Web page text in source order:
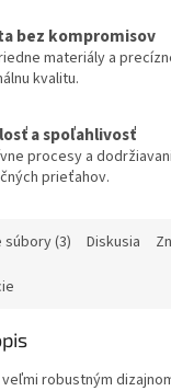
bez kompromisov
materiály a
kvalitu.
a spoľahlivosť
procesy a
prieťahov.
súbory (3) Diskusia
robustným